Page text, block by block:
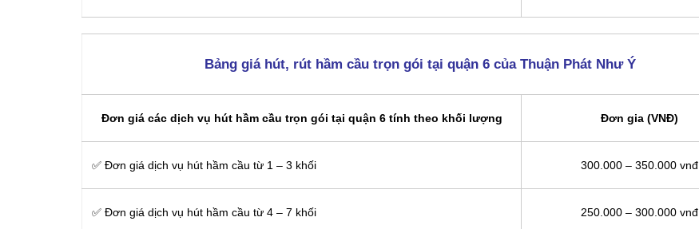
Bảng giá hút, rút hầm cầu trọn gói tại quận 6 của Thuận Phát Như Ý
Đơn giá các dịch vụ hút hầm cầu trọn gói tại quận 6 tính theo khối lượng Đơn gia (VNĐ)
✅ Đơn giá dịch vụ hút hầm cầu từ 1 – 3 khối 300.000 – 350.000 vnđ
✅ Đơn giá dịch vụ hút hầm cầu từ 4 – 7 khối 250.000 – 300.000 vnđ